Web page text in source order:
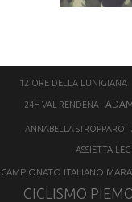
12 ORE DELLA LUNIGIANA
24H VAL RENDENA
ANNABELLA STROPPARO
ASSIETTA
CAMPIONATO ITALIANO
CICLISMO